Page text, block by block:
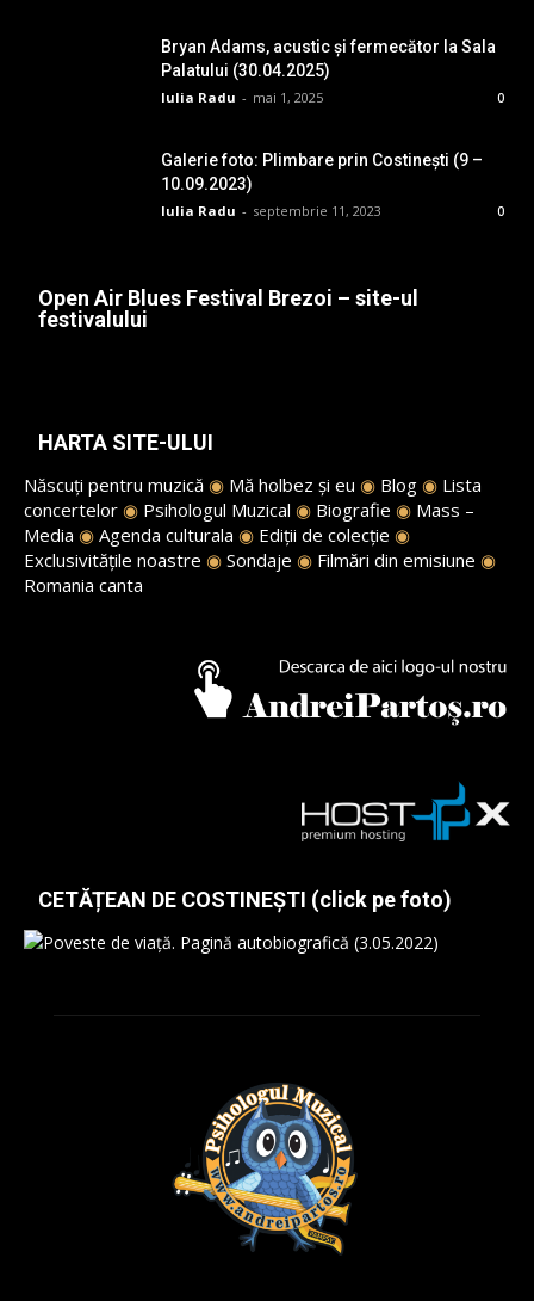
Bryan Adams, acustic și fermecător la Sala
Palatului (30.04.2025)
Iulia Radu - mai 1, 2025 0
Galerie foto: Plimbare prin Costinești (9 –
10.09.2023)
Iulia Radu - septembrie 11, 2023 0
Open Air Blues Festival Brezoi – site-ul
festivalului
HARTA SITE-ULUI
Născuți pentru muzică ◉ Mă holbez și eu ◉ Blog ◉ Lista
concertelor ◉ Psihologul Muzical ◉ Biografie ◉ Mass –
Media ◉ Agenda culturala ◉ Ediții de colecție ◉
Exclusivitățile noastre ◉ Sondaje ◉ Filmări din emisiune ◉
Romania canta
CETĂȚEAN DE COSTINEȘTI (click pe foto)